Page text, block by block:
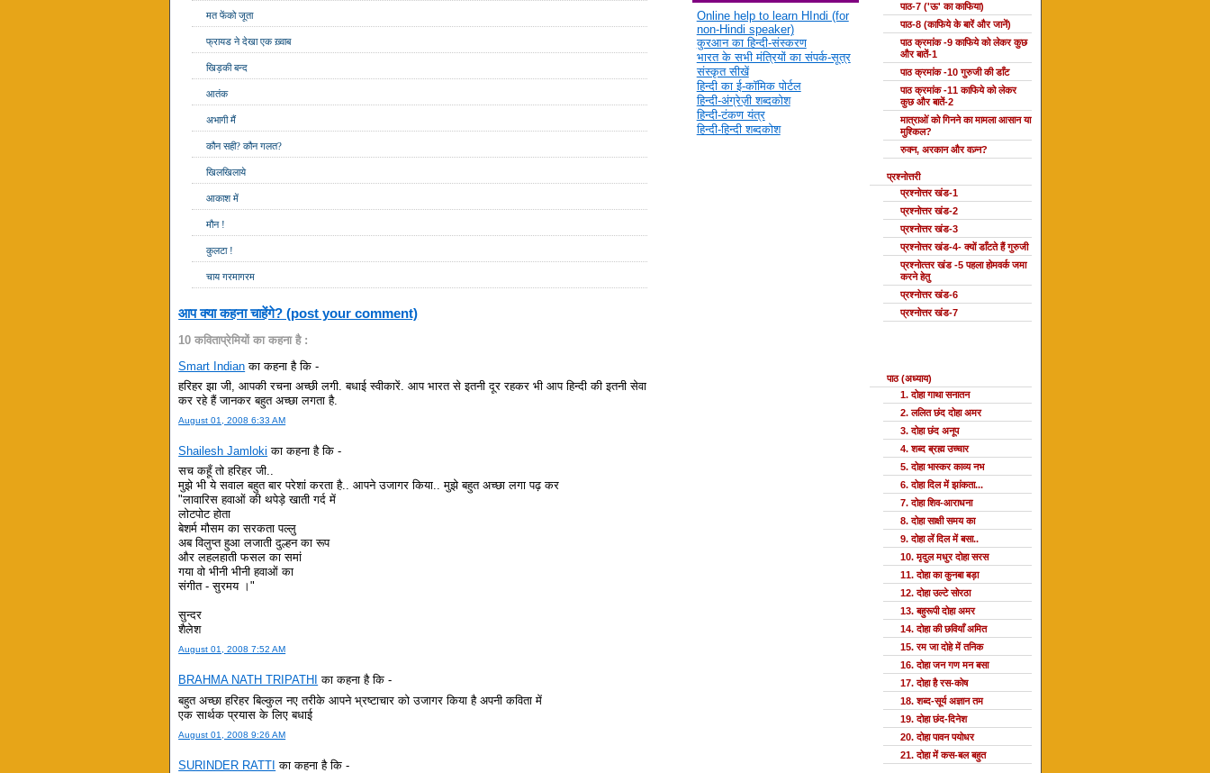
मत फेंको जूता
फ्रायड ने देखा एक ख़्वाब
खिड़की बन्द
आतंक
अभागी मैं
कौन सही? कौन गलत?
खिलखिलाये
आकाश में
मौन !
कुलटा !
चाय गरमागरम
आप क्या कहना चाहेंगे? (post your comment)
10 कविताप्रेमियों का कहना है :
Smart Indian का कहना है कि -
हरिहर झा जी, आपकी रचना अच्छी लगी. बधाई स्वीकारें. आप भारत से इतनी दूर रहकर भी आप हिन्दी की इतनी सेवा
कर रहे हैं जानकर बहुत अच्छा लगता है.
August 01, 2008 6:33 AM
Shailesh Jamloki का कहना है कि -
सच कहूँ तो हरिहर जी..
मुझे भी ये सवाल बहुत बार परेशां करता है.. आपने उजागर किया.. मुझे बहुत अच्छा लगा पढ़ कर
"लावारिस हवाओं की थपेड़े खाती गर्द में
लोटपोट होता
बेशर्म मौसम का सरकता पल्लु
अब विलुप्त हुआ लजाती दुल्हन का रूप
और लहलहाती फसल का समां
गया वो भीनी भीनी हवाओं का
संगीत - सुरमय ।"
सुन्दर
शैलेश
August 01, 2008 7:52 AM
BRAHMA NATH TRIPATHI का कहना है कि -
बहुत अच्छा हरिहर बिल्कुल नए तरीके आपने भ्रष्टाचार को उजागर किया है अपनी कविता में
एक सार्थक प्रयास के लिए बधाई
August 01, 2008 9:26 AM
SURINDER RATTI का कहना है कि -
Online help to learn HIndi (for
non-Hindi speaker)
कुरआन का हिन्दी-संस्करण
भारत के सभी मंत्रियों का संपर्क-सूत्र
संस्कृत सीखें
हिन्दी का ई-कॉमिक पोर्टल
हिन्दी-अंग्रेज़ी शब्दकोश
हिन्दी-टंकण यंत्र
हिन्दी-हिन्दी शब्दकोश
पाठ-7 ('ऊ' का काफिया)
पाठ-8 (काफिये के बारें और जानें)
पाठ क्रमांक -9 काफिये को लेकर कुछ
और बातें-1
पाठ क्रमांक -10 गुरुजी की डाँट
पाठ क्रमांक -11 काफिये को लेकर
कुछ और बातें-2
मात्राओं को गिनने का मामला आसान या
मुश्किल?
रुक्न, अरकान और वज़्न?
प्रश्नोत्तरी
प्रश्नोत्तर खंड-1
प्रश्नोत्तर खंड-2
प्रश्नोत्तर खंड-3
प्रश्नोत्तर खंड-4- क्यों डाँटते हैं गुरुजी
प्रश्‍नोत्‍तर खंड -5 पहला होमवर्क जमा
करने हेतु
प्रश्नोत्तर खंड-6
प्रश्नोत्तर खंड-7
पाठ (अध्याय)
1. दोहा गाथा सनातन
2. ललित छंद दोहा अमर
3. दोहा छंद अनूप
4. शब्द ब्रह्म उच्चार
5. दोहा भास्कर काव्य नभ
6. दोहा दिल में झांकता...
7. दोहा शिव-आराधना
8. दोहा साक्षी समय का
9. दोहा लें दिल में बसा..
10. मृदुल मधुर दोहा सरस
11. दोहा का कुनबा बड़ा
12. दोहा उल्टे सोरठा
13. बहुरूपी दोहा अमर
14. दोहा की छवियाँ अमित
15. रम जा दोहे में तनिक
16. दोहा जन गण मन बसा
17. दोहा है रस-कोष
18. शब्द-सूर्य अज्ञान तम
19. दोहा छंद-दिनेश
20. दोहा पावन पयोधर
21. दोहा में कस-बल बहुत